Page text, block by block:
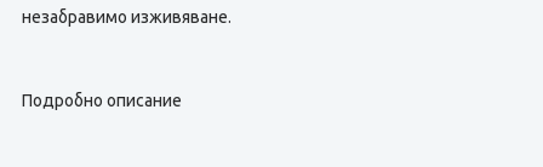
незабравимо изживяване.
Подробно описание